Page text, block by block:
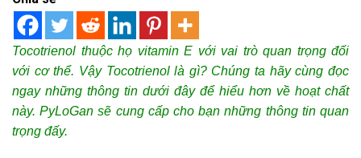
Tocotrienol thuộc họ vitamin E với vai trò quan trọng đối
với cơ thể. Vậy Tocotrienol là gì? Chúng ta hãy cùng đọc
ngay những thông tin dưới đây để hiểu hơn về hoạt chất
này. PyLoGan sẽ cung cấp cho bạn những thông tin quan
trọng đấy.